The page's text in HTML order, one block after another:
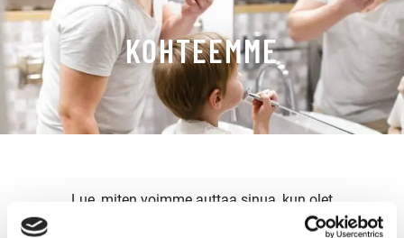
KOHTEEMME
Lue, miten voimme auttaa sinua, kun olet
myymässä
tai haluat tehdä